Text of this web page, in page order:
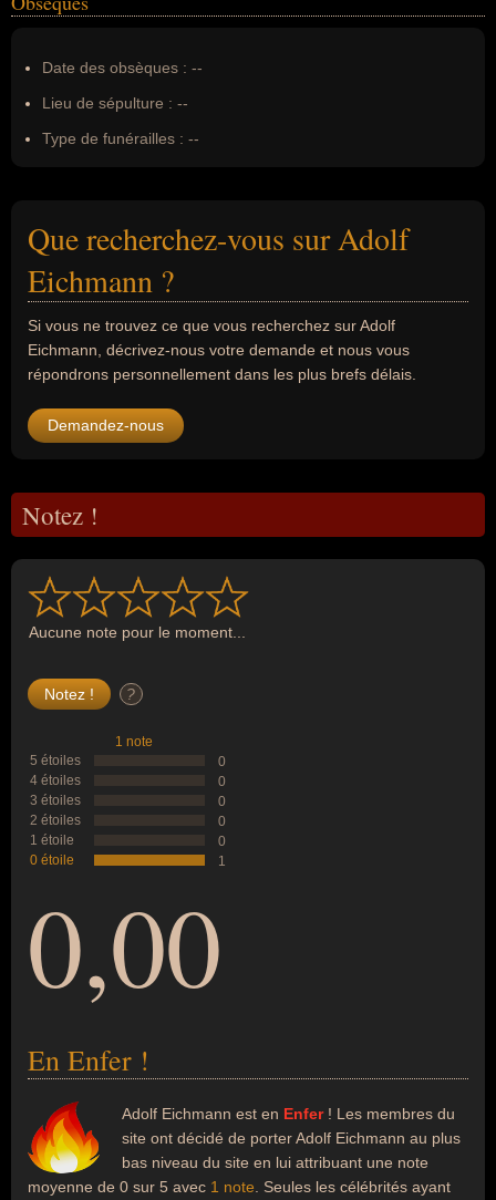
Date des obsèques : --
Lieu de sépulture : --
Type de funérailles : --
Que recherchez-vous sur Adolf
Eichmann ?
Si vous ne trouvez ce que vous recherchez sur Adolf
Eichmann, décrivez-nous votre demande et nous vous
répondrons personnellement dans les plus brefs délais.
Demandez-nous
Notez !
Aucune note pour le moment...
?
1 note
5 étoiles
0
4 étoiles
0
3 étoiles
0
2 étoiles
0
1 étoile
0
0 étoile
1
0,00
En Enfer !
Adolf Eichmann est en Enfer! Les membres du
site ont décidé de porter Adolf Eichmann au plus
bas niveau du site en lui attribuant une note
moyenne de 0 sur 5 avec 1 note . Seules les célébrités ayant